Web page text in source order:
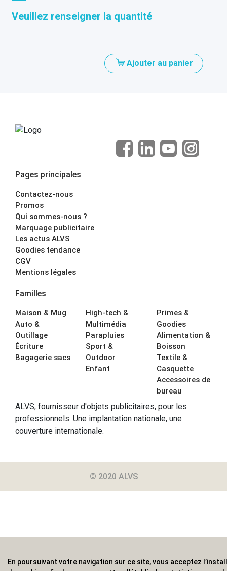
Veuillez renseigner la quantité
Ajouter au panier
Pages principales
Contactez-nous
Promos
Qui sommes-nous ?
Marquage publicitaire
Les actus ALVS
Goodies tendance
CGV
Mentions légales
Familles
Maison & Mug
Auto &
Outillage
Écriture
Bagagerie sacs
High-tech &
Multimédia
Parapluies
Sport &
Outdoor
Enfant
Primes &
Goodies
Alimentation &
Boisson
Textile &
Casquette
Accessoires de
bureau
ALVS, fournisseur d'objets publicitaires, pour les
professionnels. Une implantation nationale, une
couverture internationale.
© 2020 ALVS
En poursuivant votre navigation sur ce site, vous acceptez